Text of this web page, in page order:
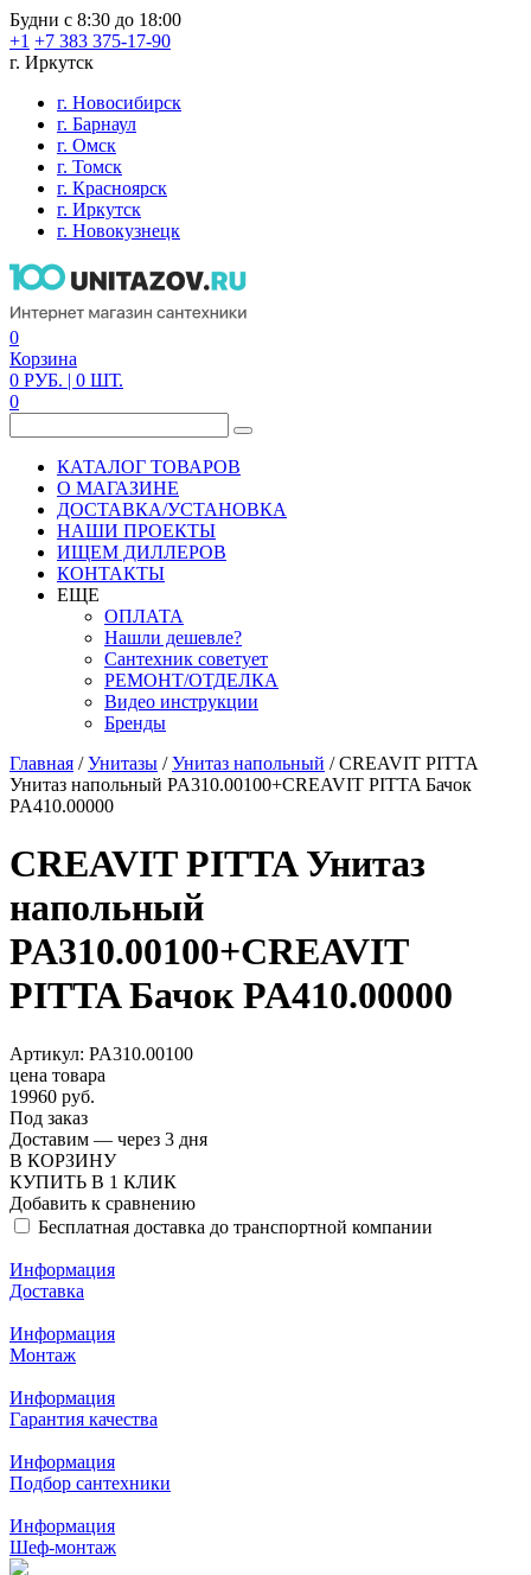
Будни с 8:30 до 18:00
+1 +7 383 375-17-90
г. Иркутск
г. Новосибирск
г. Барнаул
г. Омск
г. Томск
г. Красноярск
г. Иркутск
г. Новокузнецк
0
Корзина
0 РУБ. | 0 ШТ.
0
КАТАЛОГ ТОВАРОВ
О МАГАЗИНЕ
ДОСТАВКА/УСТАНОВКА
НАШИ ПРОЕКТЫ
ИЩЕМ ДИЛЛЕРОВ
КОНТАКТЫ
ЕЩЕ
ОПЛАТА
Нашли дешевле?
Сантехник советует
РЕМОНТ/ОТДЕЛКА
Видео инструкции
Бренды
Главная /Унитазы /Унитаз напольный /CREAVIT PITTA
Унитаз напольный PA310.00100+CREAVIT PITTA Бачок
PA410.00000
CREAVIT PITTA Унитаз
напольный
PA310.00100+CREAVIT
PITTA Бачок PA410.00000
Артикул: PA310.00100
цена товара
19960 руб.
Под заказ
Доставим — через 3 дня
В КОРЗИНУ
КУПИТЬ В 1 КЛИК
Добавить к сравнению
Бесплатная доставка до транспортной компании
Информация
Доставка
Информация
Монтаж
Информация
Гарантия качества
Информация
Подбор сантехники
Информация
Шеф-монтаж